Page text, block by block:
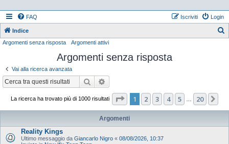
FAQ Login
Iscriviti
Indice
Argomenti senza risposta Argomenti attivi
Argomenti senza risposta
Vai alla ricerca avanzata
Cerca
La ricerca ha trovato più di 1000 risultati Pagina di 20
1 2 3 4 5 20
Argomenti
Reality Kings
Ultimo messaggio da Giancarlo Nigro « 08/08/2026, 10:37